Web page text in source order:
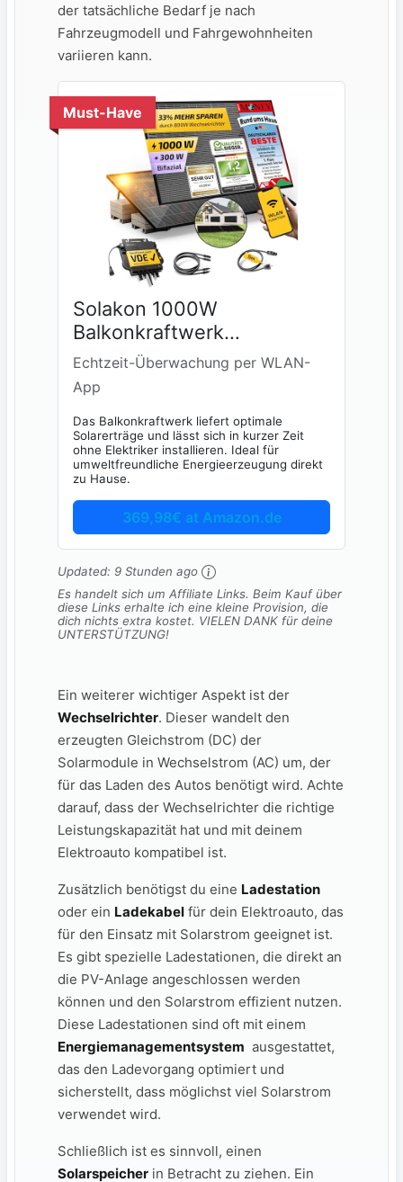
der ⁣tatsächliche Bedarf je ​nach
Fahrzeugmodell und Fahrgewohnheiten
‌variieren kann.
Must-Have
Solakon 1000W
Balkonkraftwerk
Komplettset
Echtzeit-Überwachung per WLAN-
App
Das Balkonkraftwerk liefert optimale
Solarerträge und lässt sich in kurzer Zeit
ohne Elektriker installieren. Ideal für
umweltfreundliche Energieerzeugung direkt
zu Hause.
369,98€ at Amazon.de
Updated: 9 Stunden ago
Es handelt sich um Affiliate Links. Beim Kauf über
diese Links erhalte ich eine kleine Provision, die
dich nichts extra kostet. VIELEN DANK für deine
UNTERSTÜTZUNG!
Ein weiterer⁢ wichtiger Aspekt⁤ ist der⁤
Wechselrichter.⁢ Dieser wandelt den
erzeugten Gleichstrom (DC) der
Solarmodule‌ in Wechselstrom ⁢(AC) um,⁢ der
für das Laden des Autos benötigt wird. Achte
darauf, dass der ​Wechselrichter die richtige
Leistungskapazität hat und ‌mit‍ deinem
‌Elektroauto kompatibel ist.
Zusätzlich benötigst⁣ du eine Ladestation
oder ein Ladekabelfür dein Elektroauto, das
‌für den Einsatz mit Solarstrom geeignet ist.
Es gibt‍ spezielle ⁢Ladestationen, die‍ direkt​ an
⁤die PV-Anlage ​angeschlossen werden
können und den ⁣Solarstrom effizient nutzen.
Diese ​Ladestationen ‌sind oft mit ​einem
Energiemanagementsystem ⁢ ausgestattet,
das den Ladevorgang ⁣optimiert und
sicherstellt, dass möglichst viel Solarstrom
verwendet wird.
Schließlich ist es sinnvoll, einen
Solarspeicherin Betracht⁤ zu ziehen. Ein